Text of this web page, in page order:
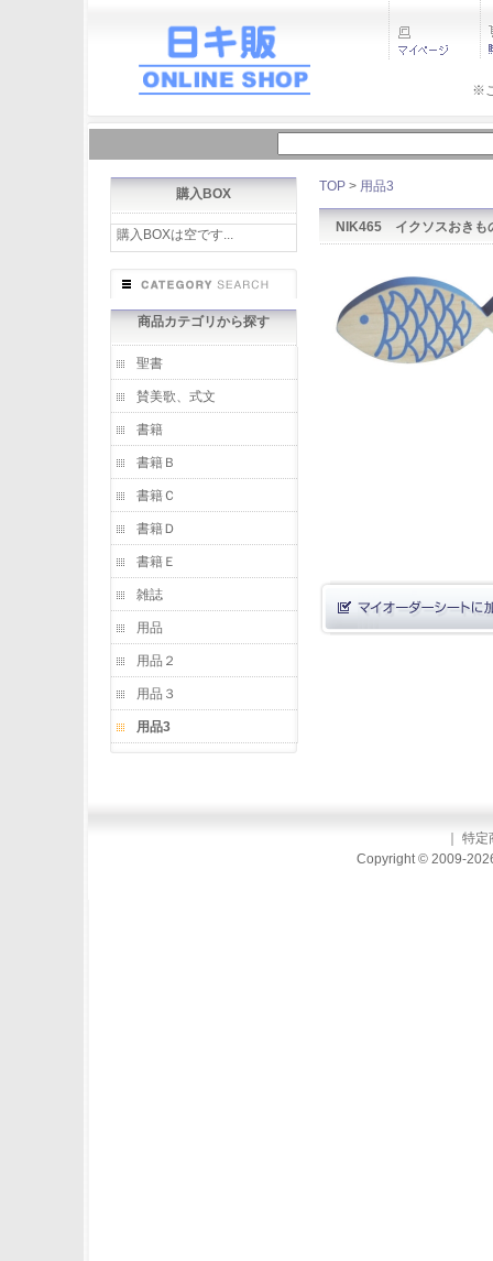
※
購入BOX
購入BOXは空です...
商品カテゴリから探す
聖書
賛美歌、式文
書籍
書籍Ｂ
書籍Ｃ
書籍Ｄ
書籍Ｅ
雑誌
用品
用品２
用品３
用品3
TOP > 用品3
NIK465 イクソスおきも
特定
Copyright © 2009-